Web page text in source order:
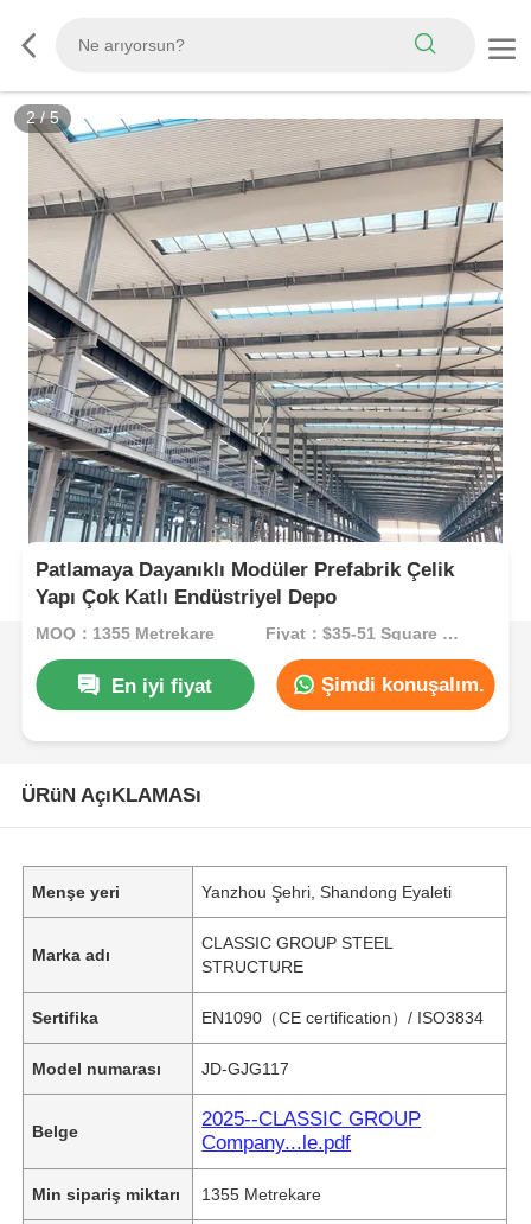
2/5
Patlamaya Dayanıklı Modüler Prefabrik Çelik
Yapı Çok Katlı Endüstriyel Depo
MOQ：1355 Metrekare Fiyat：$35-51 Square Meters
En iyi fiyat Şimdi konuşalım.
ÜRüN AçıKLAMASı
Menşe yeri Yanzhou Şehri, Shandong Eyaleti
Marka adı
CLASSIC GROUP STEEL
STRUCTURE
Sertifika EN1090（CE certification）/ ISO3834
Model numarası JD-GJG117
Belge
2025--CLASSIC GROUP
Company...le.pdf
Min sipariş miktarı 1355 Metrekare